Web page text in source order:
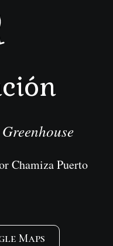
Chamiza Puerto
Maps